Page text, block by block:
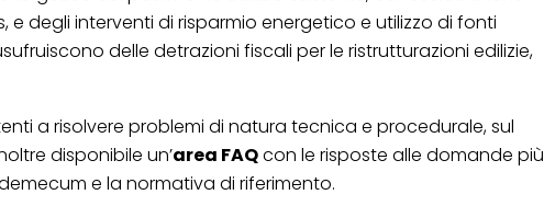
e degli interventi di risparmio energetico e utilizzo di fonti
delle detrazioni fiscali per le ristrutturazioni edilizie,
a risolvere problemi di natura tecnica e procedurale, sul
disponibile un’area FAQcon le risposte alle domande più
e la normativa di riferimento.